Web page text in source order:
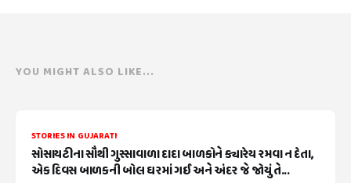
YOU MIGHT ALSO LIKE...
STORIES IN GUJARATI
સોસાયટીના સૌથી ગુસ્સાવાળા દાદા બાળકોને ક્યારેય રમવા ન દેતા,
એક દિવસ બાળકની બોલ ઘરમાં ગઈ અને અંદર જે જોયું તે...